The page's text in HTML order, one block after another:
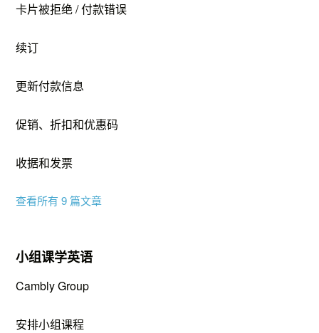
卡片被拒绝 / 付款错误
续订
更新付款信息
促销、折扣和优惠码
收据和发票
查看所有 9 篇文章
小组课学英语
Cambly Group
安排小组课程